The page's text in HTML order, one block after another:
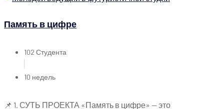
Память в цифре
102 Студента
10 недель
📌 1. СУТЬ ПРОЕКТА «Память в цифре» — это